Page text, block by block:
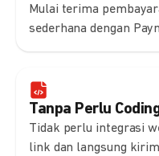
Mulai terima
sederhana dengan
Tanpa Perlu
Tidak perlu integrasi
link dan langsung